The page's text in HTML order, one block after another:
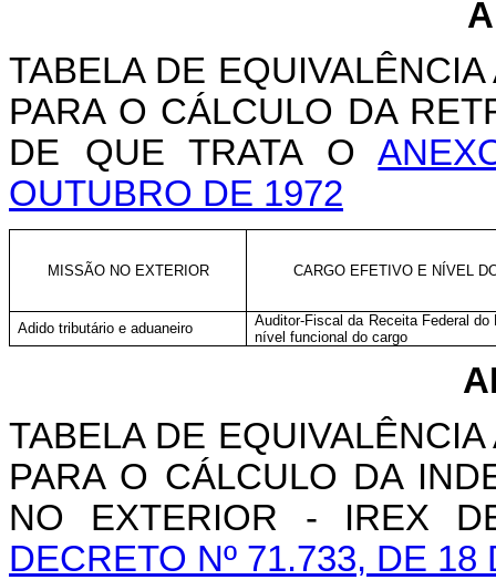
TABELA DE
PARA O CÁLCULO DA
DE QUE TRATA O
OUTUBRO DE 1972
MISSÃO NO EXTERIOR CARGO EFETIVO E NÍVEL
Adido tributário e aduaneiro
Auditor-Fiscal da Receita Federal do
nível funcional do cargo
TABELA DE
PARA O CÁLCULO DA
NO EXTERIOR - IREX
DECRETO Nº 71.733, DE